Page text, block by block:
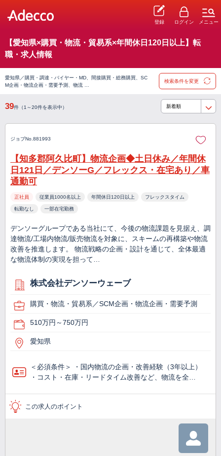
登録 ログイン メニュー
【愛知県×購買・物流・貿易系×年間休日120日以上】転
職・求人情報
愛知県／購買・調達・バイヤー・MD、間接購買・総務購買、SC
M企画・物流企画・需要予測、物流 …
検索条件を変更
39件（1～20件を表示中）
ジョブNo.881993
【知多郡阿久比町】物流企画◆土日休み／年間休
日121日／デンソーG／フレックス・在宅あり／車
通勤可
正社員 従業員1000名以上 年間休日120日以上 フレックスタイム
転勤なし 一部在宅勤務
デンソーグループである当社にて、今後の物流課題を見据え、調
達物流/工場内物流/販売物流を対象に、スキームの再構築や物流
改善を推進します。 物流戦略の企画・設計を通じて、全体最適
な物流体制の実現を担って…
株式会社デンソーウェーブ
購買・物流・貿易系／SCM企画・物流企画・需要予測
510万円～750万円
愛知県
＜必須条件＞ ・国内物流の企画・改善経験（3年以上）
・コスト・在庫・リードタイム改善など、物流を全…
この求人のポイント